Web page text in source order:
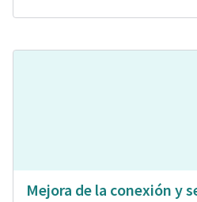
Mejora de la conexión y